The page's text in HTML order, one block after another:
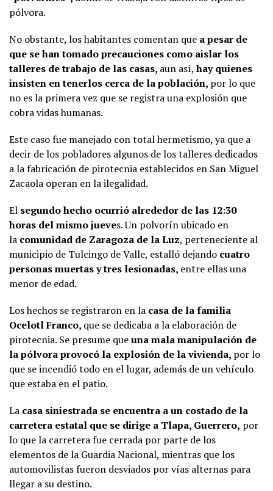
pólvora.
No obstante, los habitantes comentan que a pesar de
que se han tomado precauciones como aislar los
talleres de trabajo de las casas, aun así,hay quienes
insisten en tenerlos cerca de la población, por lo que
no es la primera vez que se registra una explosión que
cobra vidas humanas.
Este caso fue manejado con total hermetismo, ya que a
decir de los pobladores algunos de los talleres dedicados
a la fabricación de pirotecnia establecidos en San Miguel
Zacaola operan en la ilegalidad.
El segundo hecho ocurrió alrededor de las 12:30
horas del mismo jueves. Un polvorín ubicado en
la comunidad de Zaragoza de la Luz, perteneciente al
municipio de Tulcingo de Valle, estalló dejando cuatro
personas muertas y tres lesionadas, entre ellas una
menor de edad.
Los hechos se registraron en la casa de la familia
Ocelotl Franco, que se dedicaba a la elaboración de
pirotecnia. Se presume queuna mala manipulación de
la pólvora provocó la explosión de la vivienda, por lo
que se incendió todo en el lugar, además de un vehículo
que estaba en el patio.
La casa siniestrada se encuentra a un costado de la
carretera estatal que se dirige a Tlapa, Guerrero, por
lo que la carretera fue cerrada por parte de los
elementos de la Guardia Nacional, mientras que los
automovilistas fueron desviados por vías alternas para
llegar a su destino.